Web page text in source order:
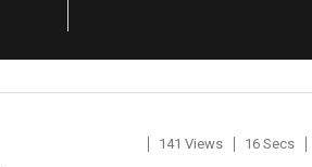
141 Views 16 Secs